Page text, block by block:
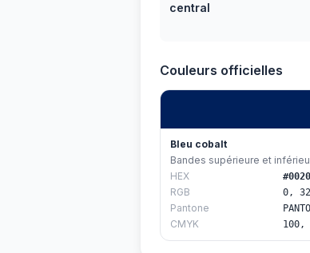
central
Couleurs officielles
Bleu cobalt
Bandes supérieure et
HEX
RGB 0,
Pantone
CMYK